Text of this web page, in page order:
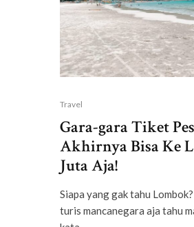
Travel
Gara-gara Tiket
Akhirnya Bisa Ke
Juta Aja!
Siapa yang gak tahu
turis mancanegara aja tahu